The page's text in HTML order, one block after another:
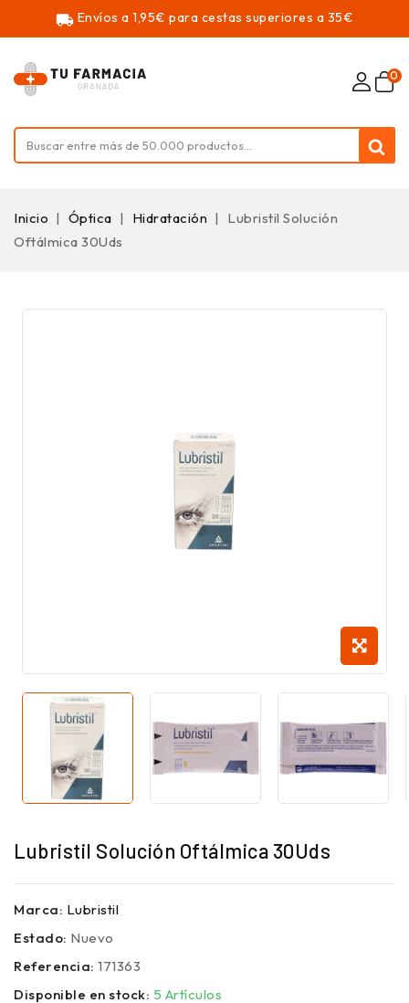
local_shipping Envíos a 1,95€ para cestas superiores a 35€
0
Inicio Óptica Hidratación
Lubristil Solución
Oftálmica 30Uds
Lubristil Solución Oftálmica 30Uds
Marca: Lubristil
Estado: Nuevo
Referencia: 171363
Disponible en stock: 5 Artículos